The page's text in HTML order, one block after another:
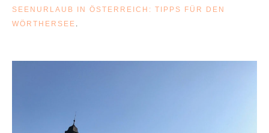
SEENURLAUB IN ÖSTERREICH: TIPPS FÜR DEN
WÖRTHERSEE